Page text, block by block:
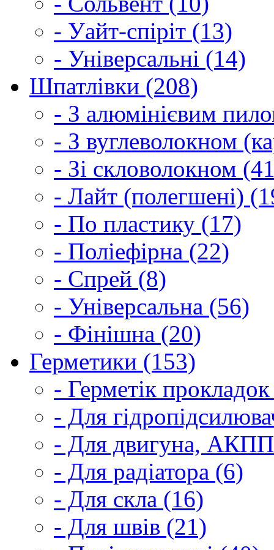
- Уайт-спіріт (13)
- Універсальні (14)
Шпатлівки (208)
- З алюмінієвим
- З вуглеволокном
- Зі скловолокном
- Лайт (полегшені)
- По пластику (17)
- Поліефірна (22)
- Спрей (8)
- Універсальна (56)
- Фінішна (20)
Герметики (153)
- Герметік
- Для
- Для двигуна,
- Для радіатора (6)
- Для скла (16)
- Для швів (21)